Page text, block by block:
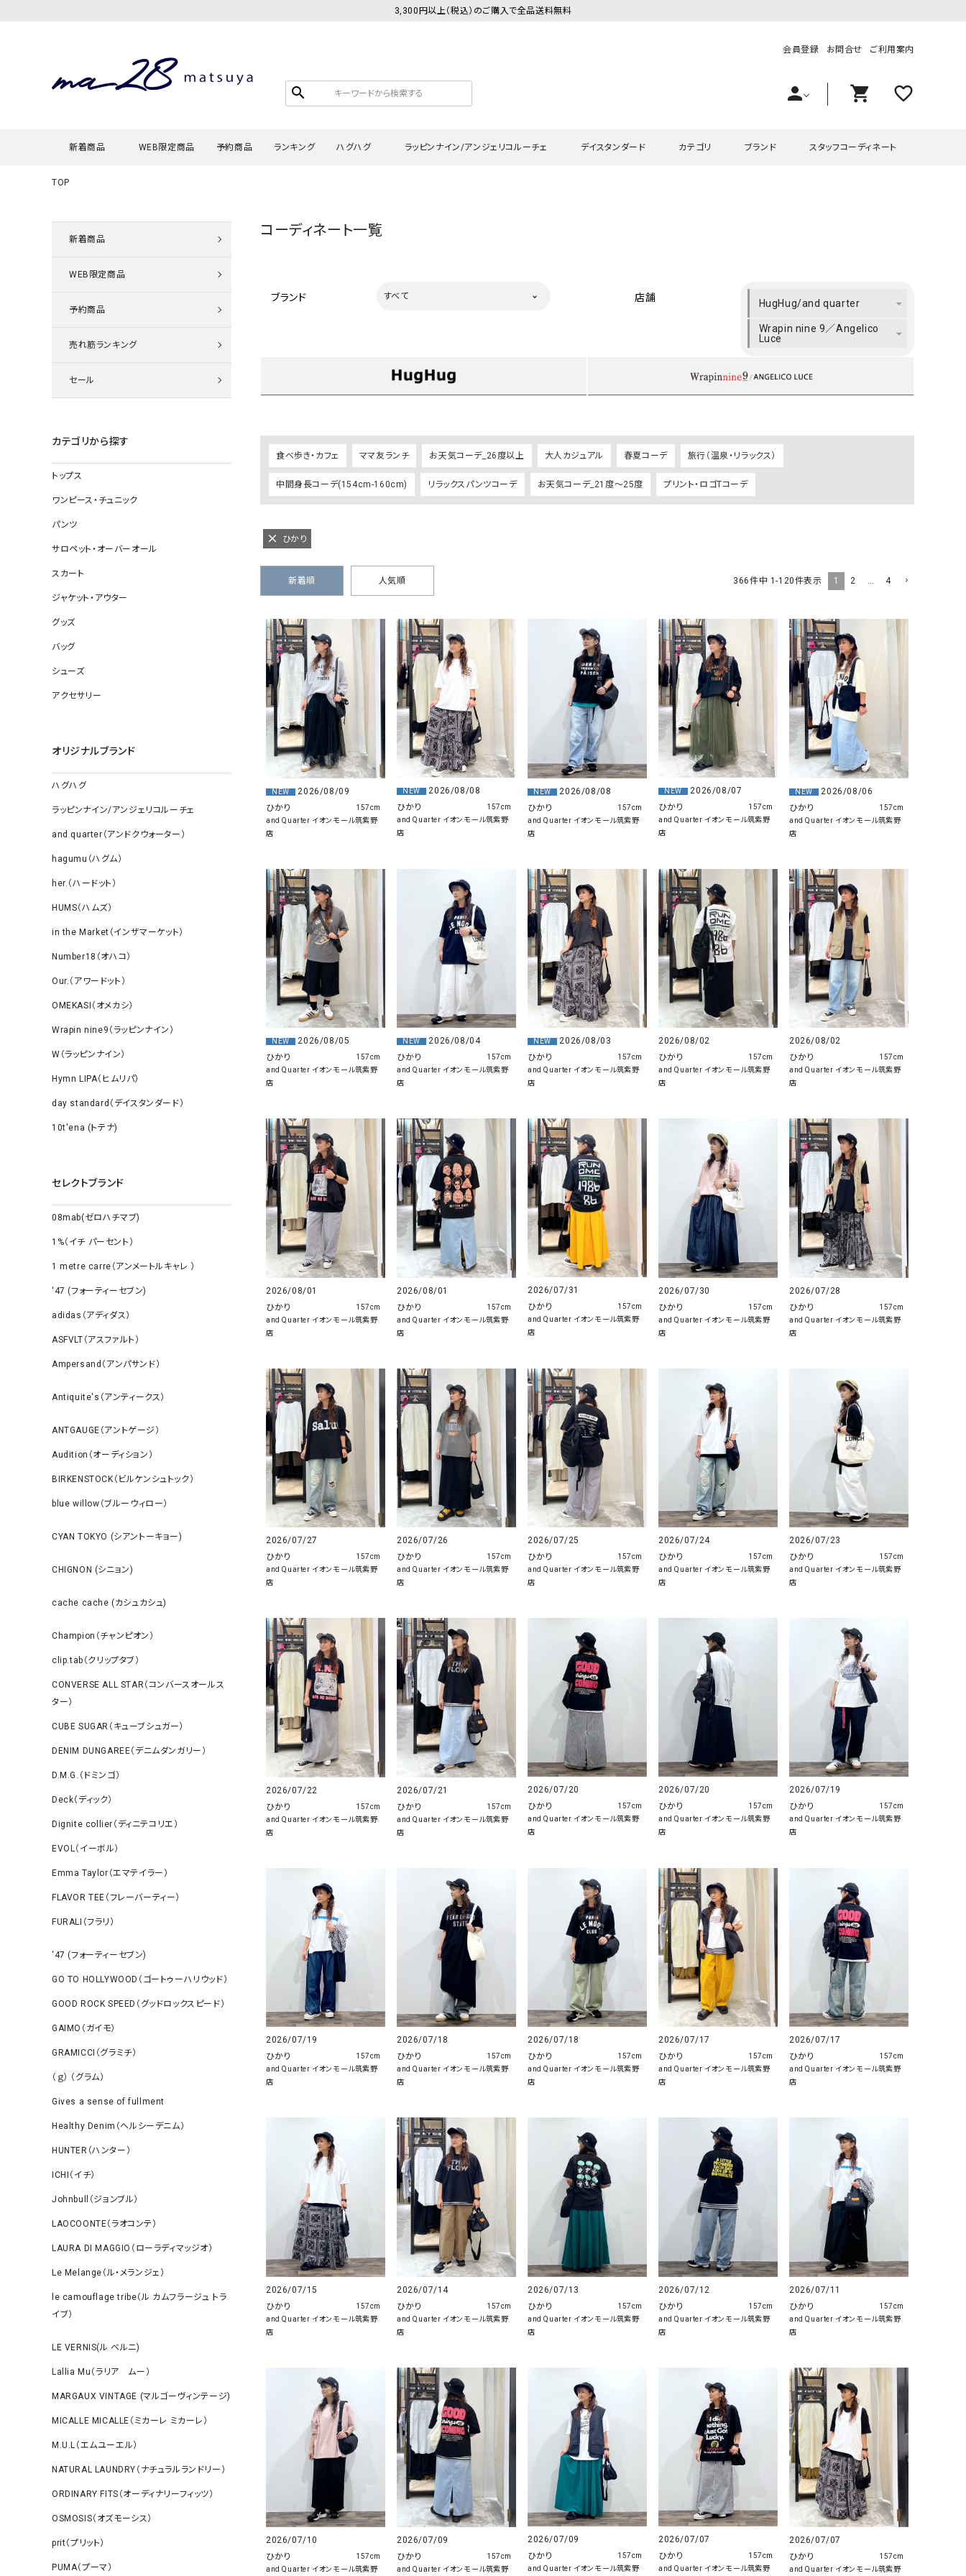
3,300円以上（税込）のご購入で全品送料無料
search
会員登録 お問合せ ご利用案内
person shopping_cart favorite_outline
新着商品 WEB限定商品 予約商品 ランキング ハグハグ
タンクトップ・キャミソール
その他のパンツ ロング・マキシ丈
ジャケット すべて見る
バッグ
帽子
ソックス
その他雑貨
ラッピンナイン/アンジェリコルーチェ
シャツ・ブラウス
デニムパンツ ロング・マキシ丈
ジャケット バッグ
デイスタンダード
デニムパンツ
ロング・マキシ丈
その他スカート
コート
ソックス・その他雑貨
カテゴリ
ワンピース・チュニック
サロペット・オーバーオール
ジャケット・アウター
ブランド
and quarter（アンドクウォーター） HUMS（ハムズ）
Our.（アワードット） Hymn LIPA（ヒムリパ）
day standard（デイスタンダード）
08mab(ゼロハチマブ)
1%（イチ パーセント）
1 metre carre（アンメートルキャレ ）
オ）
Antiquite's（アンティークス）
NATURAL LAUNDRY（ナ
リー）
Audition（オーディション）
ツ）
blue willow（ブルーウィロー） Osmosis（オズモシス）
blue willow（ブルーウィロー） prit（プリット）
CUBE SUGAR（キューブシュガー） PUMA（プーマ）
CONVERSE ALL STAR（コンバースオー
Risley（リズレー）
Deck（ディック） SUN VALLEY（サンバレー）
EVOL（イーボル）
ダ）
Emma Taylor（エマテイラー） SUGAR ROSE（シュガーロ
FLAVOR TEE（フレーバーティー） squady by graphite（スカ
GO TO HOLLYWOOD（ゴートゥーハリウ
ッド）
THIRTY（サーティ）
G-STAR RAW（ジースターロウ） tumugu:（ツムグ）
GOOD SPEED（グッドスピード）
GAIMO（ガイモ）
UNIVERSAL OVERALL（
（ｇ） （グラム）
Gives a sense of fullment +phenix（フェニックス）
HUNTER（ハンター） WILD THINGS（ワイルドシ
ICHI（イチ）
ILIMA（イリマ）
スタッフコーディネート
TOP
新着商品
WEB限定商品
予約商品
売れ筋ランキング
セール
カテゴリから探す
トップス
ワンピース・チュニック
パンツ
サロペット・オーバーオール
スカート
ジャケット・アウター
グッズ
バッグ
シューズ
アクセサリー
オリジナルブランド
ハグハグ
ラッピンナイン/アンジェリコルーチェ
and quarter（アンドクウォーター）
hagumu（ハグム）
her.（ハードット）
HUMS（ハムズ）
in the Market（インザマーケット）
Number18（オハコ）
Our.（アワードット）
OMEKASI（オメカシ）
Wrapin nine9（ラッピンナイン）
W（ラッピンナイン）
Hymn LIPA（ヒムリパ）
day standard（デイスタンダード）
10t'ena (トテナ)
セレクトブランド
08mab(ゼロハチマブ)
1%（イチ パーセント）
1 metre carre（アンメートルキャレ ）
‘47 (フォーティーセブン)
adidas（アディダス）
ASFVLT（アスファルト）
Ampersand（アンパサンド）
Antiquite's（アンティークス）
ANTGAUGE（アントゲージ）
Audition（オーディション）
BIRKENSTOCK（ビルケンシュトック）
blue willow（ブルーウィロー）
CYAN TOKYO (シアントーキョー)
CHIGNON (シニョン)
cache cache (カシュカシュ)
Champion（チャンピオン）
clip.tab（クリップタブ）
CONVERSE ALL STAR（コンバースオールス
ター）
CUBE SUGAR（キューブシュガー）
DENIM DUNGAREE（デニムダンガリー）
D.M.G.（ドミンゴ）
Deck（ディック）
Dignite collier（ディニテコリエ）
EVOL（イーボル）
Emma Taylor（エマテイラー）
FLAVOR TEE（フレーバーティー）
FURALI（フラリ）
‘47 (フォーティーセブン)
GO TO HOLLYWOOD（ゴートゥーハリウッド）
GOOD ROCK SPEED（グッドロックスピード）
GAIMO（ガイモ）
GRAMICCI（グラミチ）
（ｇ） （グラム）
Gives a sense of fullment
Healthy Denim（ヘルシーデニム）
HUNTER（ハンター）
ICHI（イチ）
Johnbull（ジョンブル）
LAOCOONTE（ラオコンテ）
LAURA DI MAGGIO（ローラディマッジオ）
Le Melange（ル・メランジェ）
le camouflage tribe（ル カムフラージュ トラ
イブ）
LE VERNIS(ル ベルニ)
Lallia Mu（ラリア ムー）
MARGAUX VINTAGE (マルゴーヴィンテージ)
MICALLE MICALLE（ミカーレ ミカーレ）
M.U.L（エムユーエル）
NATURAL LAUNDRY（ナチュラルランドリー）
ORDINARY FITS（オーディナリーフィッツ）
OSMOSIS（オズモーシス）
prit（プリット）
PUMA（プーマ）
コーディネート一覧
ブランド すべて 店舗 HugHug/and quarter
Wrapin nine 9／Angelico
Luce
食べ歩き・カフェ ママ友ランチ お天気コーデ_26度以上 大人カジュアル 春夏コーデ 旅行（温泉・リラックス）
中間身長コーデ(154cm-160cm) リラックスパンツコーデ お天気コーデ_21度～25度 プリント・ロゴTコーデ
ひかり
新着順 人気順 366件中 1-120件表示 1 2 4
NEW
2026/08/09
ひかり
and Quarter イオンモール筑紫野
店
157cm
NEW
2026/08/08
ひかり
and Quarter イオンモール筑紫野
店
157cm
NEW
2026/08/08
ひかり
and Quarter イオンモール筑紫野
店
157cm
NEW
2026/08/07
ひかり
and Quarter イオンモール筑紫野
店
157cm
NEW
2026/08/06
ひかり
and Quarter イオンモール筑紫野
店
157cm
NEW
2026/08/05
ひかり
and Quarter イオンモール筑紫野
店
157cm
NEW
2026/08/04
ひかり
and Quarter イオンモール筑紫野
店
157cm
NEW
2026/08/03
ひかり
and Quarter イオンモール筑紫野
店
157cm
2026/08/02
ひかり
and Quarter イオンモール筑紫野
店
157cm
2026/08/02
ひかり
and Quarter イオンモール筑紫野
店
157cm
2026/08/01
ひかり
and Quarter イオンモール筑紫野
店
157cm
2026/08/01
ひかり
and Quarter イオンモール筑紫野
店
157cm
2026/07/31
ひかり
and Quarter イオンモール筑紫野
店
157cm
2026/07/30
ひかり
and Quarter イオンモール筑紫野
店
157cm
2026/07/28
ひかり
and Quarter イオンモール筑紫野
店
157cm
2026/07/27
ひかり
and Quarter イオンモール筑紫野
店
157cm
2026/07/26
ひかり
and Quarter イオンモール筑紫野
店
157cm
2026/07/25
ひかり
and Quarter イオンモール筑紫野
店
157cm
2026/07/24
ひかり
and Quarter イオンモール筑紫野
店
157cm
2026/07/23
ひかり
and Quarter イオンモール筑紫野
店
157cm
2026/07/22
ひかり
and Quarter イオンモール筑紫野
店
157cm
2026/07/21
ひかり
and Quarter イオンモール筑紫野
店
157cm
2026/07/20
ひかり
and Quarter イオンモール筑紫野
店
157cm
2026/07/20
ひかり
and Quarter イオンモール筑紫野
店
157cm
2026/07/19
ひかり
and Quarter イオンモール筑紫野
店
157cm
2026/07/19
ひかり
and Quarter イオンモール筑紫野
店
157cm
2026/07/18
ひかり
and Quarter イオンモール筑紫野
店
157cm
2026/07/18
ひかり
and Quarter イオンモール筑紫野
店
157cm
2026/07/17
ひかり
and Quarter イオンモール筑紫野
店
157cm
2026/07/17
ひかり
and Quarter イオンモール筑紫野
店
157cm
2026/07/15
ひかり
and Quarter イオンモール筑紫野
店
157cm
2026/07/14
ひかり
and Quarter イオンモール筑紫野
店
157cm
2026/07/13
ひかり
and Quarter イオンモール筑紫野
店
157cm
2026/07/12
ひかり
and Quarter イオンモール筑紫野
店
157cm
2026/07/11
ひかり
and Quarter イオンモール筑紫野
店
157cm
2026/07/10
ひかり
and Quarter イオンモール筑紫野
157cm
2026/07/09
ひかり
and Quarter イオンモール筑紫野
157cm
2026/07/09
ひかり
and Quarter イオンモール筑紫野
157cm
2026/07/07
ひかり
and Quarter イオンモール筑紫野
157cm
2026/07/07
ひかり
and Quarter イオンモール筑紫野
157cm